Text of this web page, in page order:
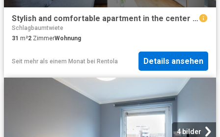
Stylish and comfortable apartment in the center of Hamburg Altona
Schlagbaumtwiete
31 m²2 ZimmerWohnung
Seit mehr als einem Monat bei Rentola Details ansehen
4 bilder